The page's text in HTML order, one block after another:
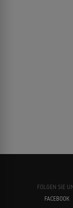
FOLGEN SIE
FACEBOOK